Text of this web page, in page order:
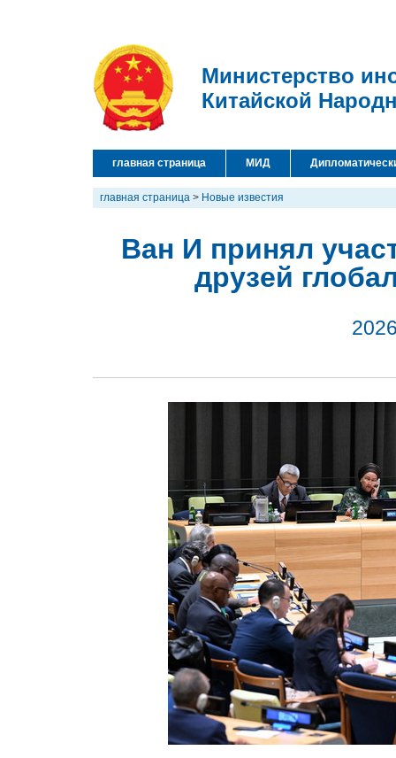
Министерство
Китайской
главная страница МИД
главная страница > Новые известия
Ван И принял
друзей